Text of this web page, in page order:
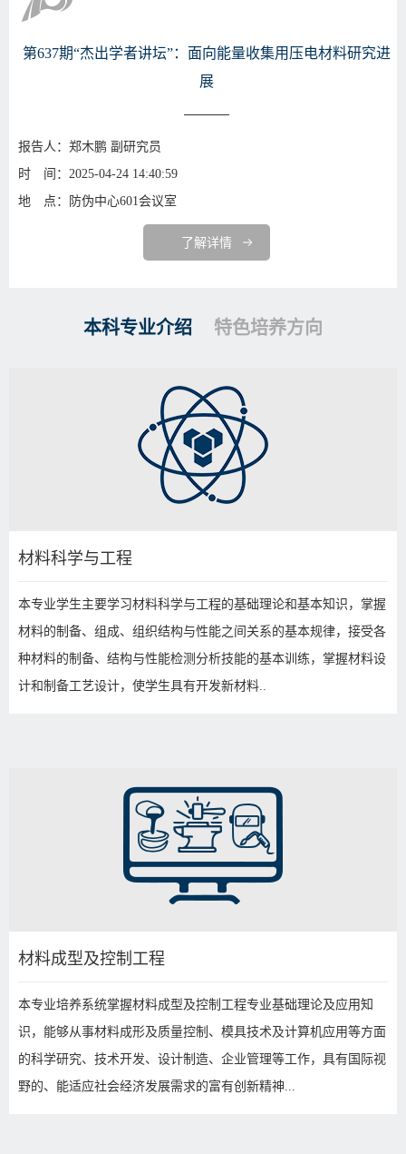
第637期“杰出学者讲坛”：面向能量收集用压电材料研究进
展
报告人：郑木鹏 副研究员
时 间：2025-04-24 14:40:59
地 点：防伪中心601会议室
了解详情
本科专业介绍 特色培养方向
材料科学与工程
本专业学生主要学习材料科学与工程的基础理论和基本知识，掌握
材料的制备、组成、组织结构与性能之间关系的基本规律，接受各
种材料的制备、结构与性能检测分析技能的基本训练，掌握材料设
计和制备工艺设计，使学生具有开发新材料..
材料成型及控制工程
本专业培养系统掌握材料成型及控制工程专业基础理论及应用知
识，能够从事材料成形及质量控制、模具技术及计算机应用等方面
的科学研究、技术开发、设计制造、企业管理等工作，具有国际视
野的、能适应社会经济发展需求的富有创新精神...